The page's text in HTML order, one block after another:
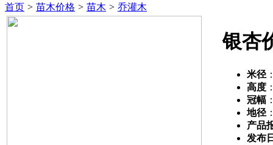
首页 > 苗木价格 > 苗木 > 乔灌木
银杏
米径
高度
冠幅
地径
产品
发布